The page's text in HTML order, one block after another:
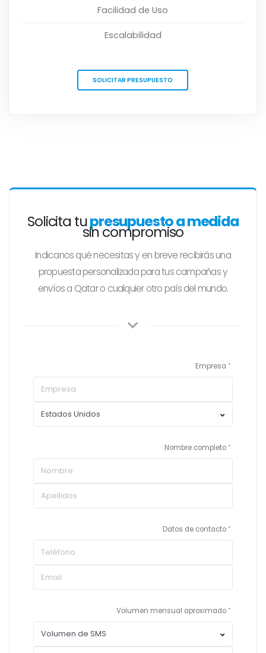
Facilidad de Uso
Escalabilidad
SOLICITAR PRESUPUESTO
Solicita tupresupuesto a medida
sin compromiso
Indicanos qué necesitas y en breve recibirás una
propuesta personalizada para tus campañas y
envíos a Qatar o cualquier otro país del mundo.
Empresa
Nombre completo
Datos de contacto
Volumen mensual aproximado